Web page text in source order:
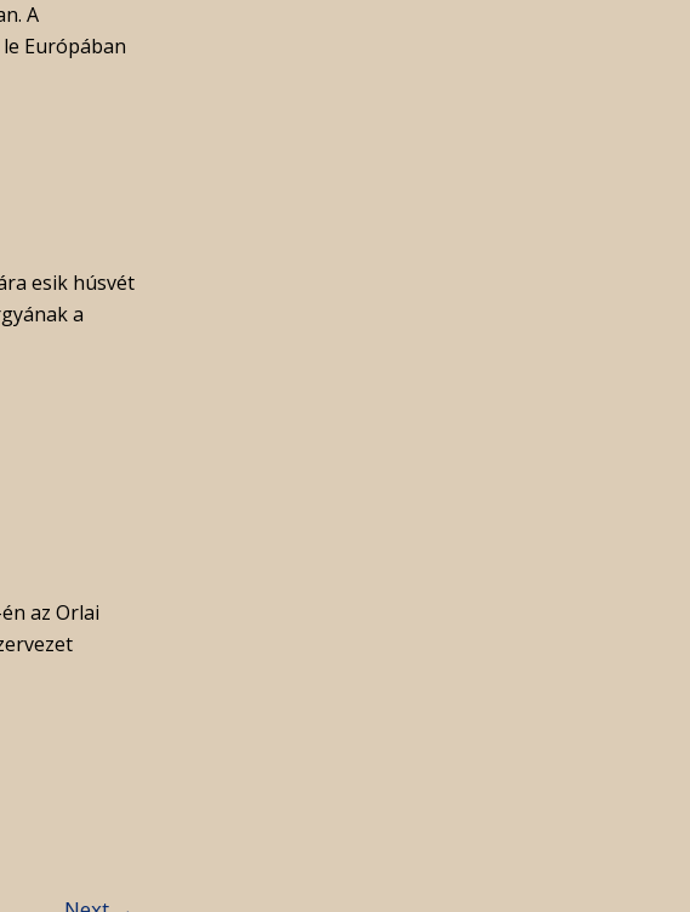
A
Európában
esik húsvét
a
az Orlai